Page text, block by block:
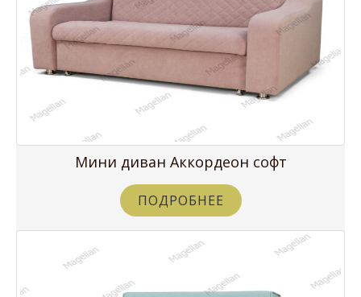
Мини диван Аккордеон софт
ПОДРОБНЕЕ